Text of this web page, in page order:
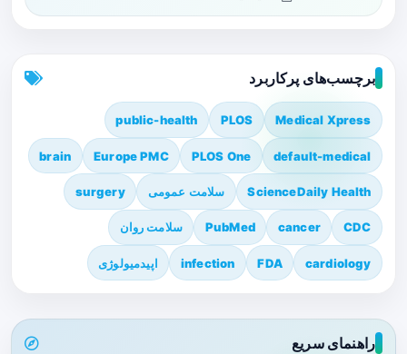
برچسب‌های پرکاربرد
Medical Xpress
PLOS
public-health
default-medical
PLOS One
Europe PMC
brain
ScienceDaily Health سلامت عمومی surgery
CDC
cancer
PubMed سلامت روان
cardiology
FDA
infection اپیدمیولوژی
راهنمای سریع